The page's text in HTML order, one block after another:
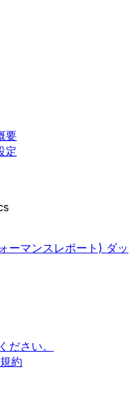
要
定
マンスレポート) ダッ
ださい。
約